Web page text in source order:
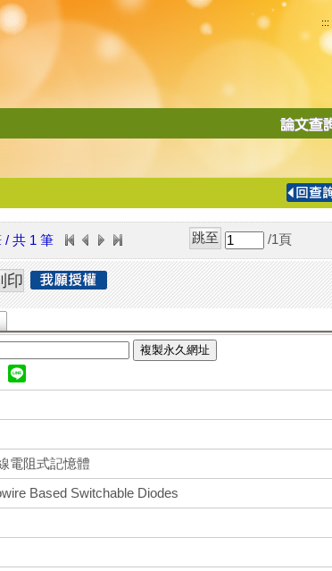
:::
導
/ 共 1 筆 /1 頁
複製永久網址
電阻式記憶體
Based Switchable Diodes